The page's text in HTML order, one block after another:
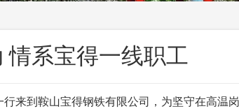
情系宝得一线职工
来到鞍山宝得钢铁有限公司，为坚守在高温